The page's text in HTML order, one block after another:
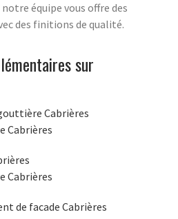
équipe vous offre des
des finitions de qualité.
sur
Cabrières
Cabrières
Cabrières
de facade Cabrières